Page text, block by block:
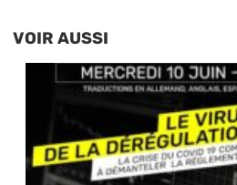
VOIR AUSSI